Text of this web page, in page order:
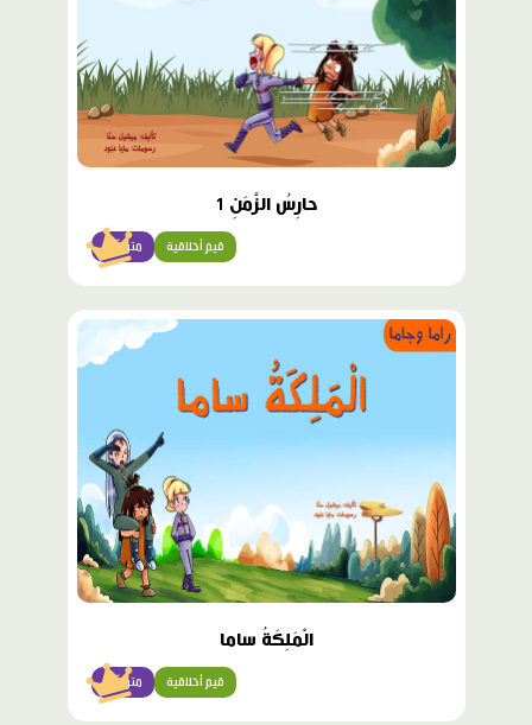
حارِسُ الزَّمَنِ 1
متوسّط قيم أخلاقية
محتوى
مميّز
الْمَلِكَةُ ساما
متوسّط قيم أخلاقية